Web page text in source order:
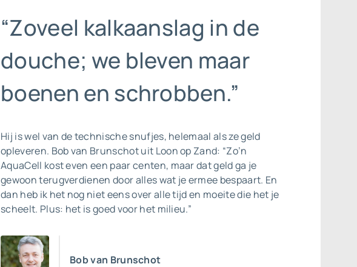
“Zoveel kalkaanslag in de
douche; we bleven maar
boenen en schrobben.”
Hij is wel van de technische snufjes, helemaal als ze geld
opleveren. Bob van Brunschot uit Loon op Zand: “Zo’n
AquaCell kost even een paar centen, maar dat geld ga je
gewoon terugverdienen door alles wat je ermee bespaart. En
dan heb ik het nog niet eens over alle tijd en moeite die het je
scheelt. Plus: het is goed voor het milieu.”
Bob van Brunschot